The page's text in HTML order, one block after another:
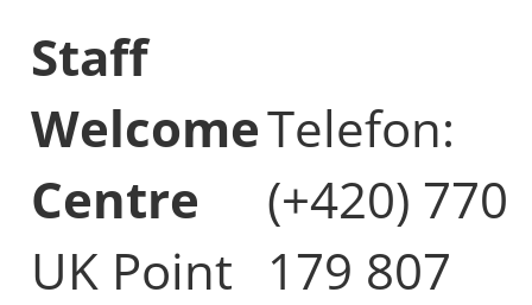
Staff
Welcome
Centre
UK Point
Telefon:
(+420) 770
179 807